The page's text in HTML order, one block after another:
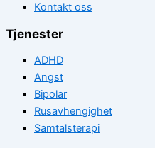
Kontakt oss
Tjenester
ADHD
Angst
Bipolar
Rusavhengighet
Samtalsterapi